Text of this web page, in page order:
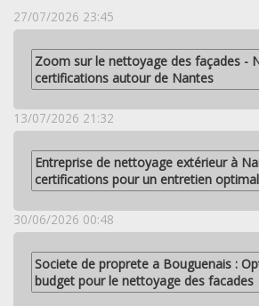
27/07/2026 23:45
Zoom sur le nettoyage des façades -
certifications autour de Nantes
13/07/2026 21:32
Entreprise de nettoyage extérieur à
certifications pour un entretien optimal
30/06/2026 00:48
Societe de proprete a Bouguenais :
budget pour le nettoyage des facades